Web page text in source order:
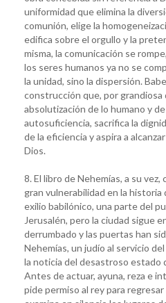
uniformidad que elimina la
comunión, elige la
edifica sobre el orgullo y la
misma, la comunicación se
los seres humanos ya no se
la unidad, sino la dispersión.
construcción que, por grandiosa
absolutización de lo humano y
autosuficiencia, sacrifica la
de la eficiencia y aspira a
Dios.
8. El libro de Nehemías, a su
gran vulnerabilidad en la
exilio babilónico, una parte del
Jerusalén, pero la ciudad sigue
derrumbado y las puertas han
Nehemías, un judío al servicio
la noticia del desastroso estado
Antes de actuar, ayuna, reza e
pide permiso al rey para regresar